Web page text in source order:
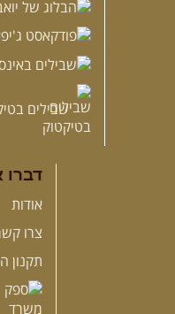
שבילים
דברו
אודות
צרו
תקנון